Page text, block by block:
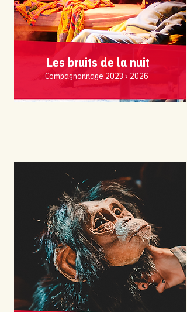
Les bruits de la nuit
Compagnonnage 2023 > 2026